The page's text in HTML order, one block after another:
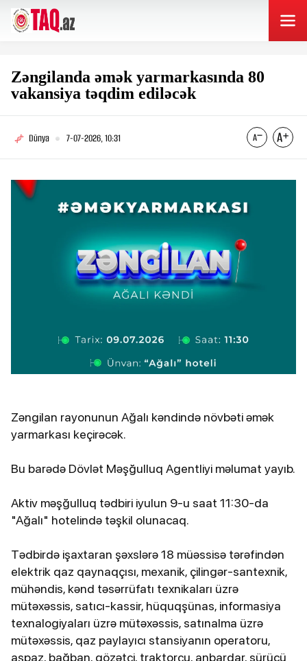
Zəngilanda əmək yarmarkasında 80
vakansiya təqdim ediləcək
Dünya 7-07-2026, 10:31
Zəngilan rayonunun Ağalı kəndində növbəti əmək
yarmarkası keçirəcək.
Bu barədə Dövlət Məşğulluq Agentliyi məlumat yayıb.
Aktiv məşğulluq tədbiri iyulun 9-u saat 11:30-da
"Ağalı" hotelində təşkil olunacaq.
Tədbirdə işaxtaran şəxslərə 18 müəssisə tərəfindən
elektrik qaz qaynaqçısı, mexanik, çilingər-santexnik,
mühəndis, kənd təsərrüfatı texnikaları üzrə
mütəxəssis, satıcı-kassir, hüquqşünas, informasiya
texnalogiyaları üzrə mütəxəssis, satınalma üzrə
mütəxəssis, qaz paylayıcı stansiyanın operatoru,
aşpaz, bağban, gözətçi, traktorçu, anbardar, sürücü